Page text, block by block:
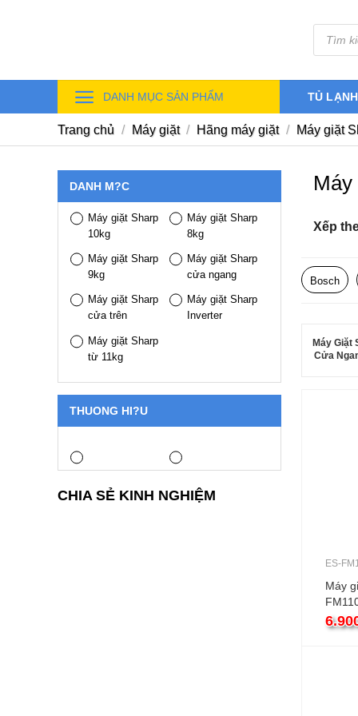
Tìm
kiếm
sản
DANH MỤC SẢN PHẨM TỦ LẠNH
Trang chủ / Máy giặt / Hãng máy giặt / Máy giặt
DANH M?C
Máy giặt Sharp
10kg
Máy giặt Sharp
8kg
Máy giặt Sharp
9kg
Máy giặt Sharp
cửa ngang
Máy giặt Sharp
cửa trên
Máy giặt Sharp
Inverter
Máy giặt Sharp
từ 11kg
THUONG HI?U
CHIA SẺ KINH NGHIỆM
Máy
Xếp
Bosch
Máy Giặt
Cửa
ES-
Máy